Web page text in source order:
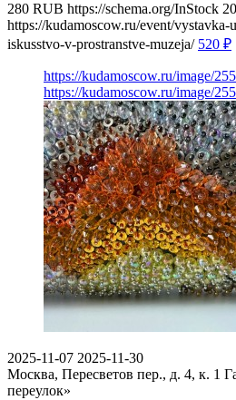
280 RUB https://schema.org/InStock
https://kudamoscow.ru/event/
iskusstvo-v-prostranstve-muzeja/ 520 ₽
https://kudamoscow.ru/image/
https://kudamoscow.ru/image/
2025-11-07 2025-11-30
Москва, Пересветов пер., д. 4, к. 1
переулок»